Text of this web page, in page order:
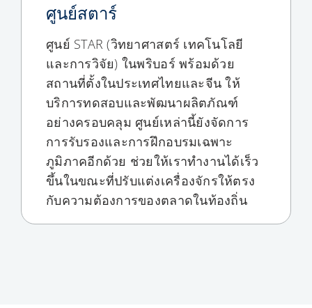
ศูนย์สตาร์
ศูนย์ STAR (วิทยาศาสตร์ เทคโนโลยี
และการวิจัย) ในพริบอร์ พร้อมด้วย
สถานที่ตั้งในประเทศไทยและจีน ให้
บริการทดสอบและพัฒนาผลิตภัณฑ์
อย่างครอบคลุม ศูนย์เหล่านี้ยังจัดการ
การรับรองและการฝึกอบรมเฉพาะ
ภูมิภาคอีกด้วย ช่วยให้เราทำงานได้เร็ว
ขึ้นในขณะที่ปรับแต่งเครื่องจักรให้ตรง
กับความต้องการของตลาดในท้องถิ่น